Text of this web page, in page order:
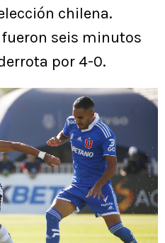
chilena.
seis minutos
por 4-0.